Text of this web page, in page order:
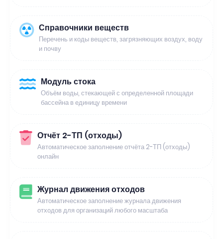
Справочники веществ
Перечень и коды веществ, загрязняющих воздух, воду
и почву
Модуль стока
Объём воды, стекающей с определенной площади
бассейна в единицу времени
Отчёт 2-ТП (отходы)
Автоматическое заполнение отчёта 2-ТП (отходы)
онлайн
Журнал движения отходов
Автоматическое заполнение журнала движения
отходов для организаций любого масштаба